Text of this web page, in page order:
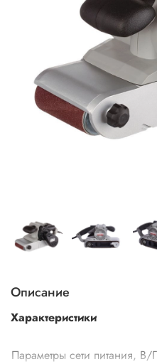
Описание
Характеристики
Параметры сети питания, В/